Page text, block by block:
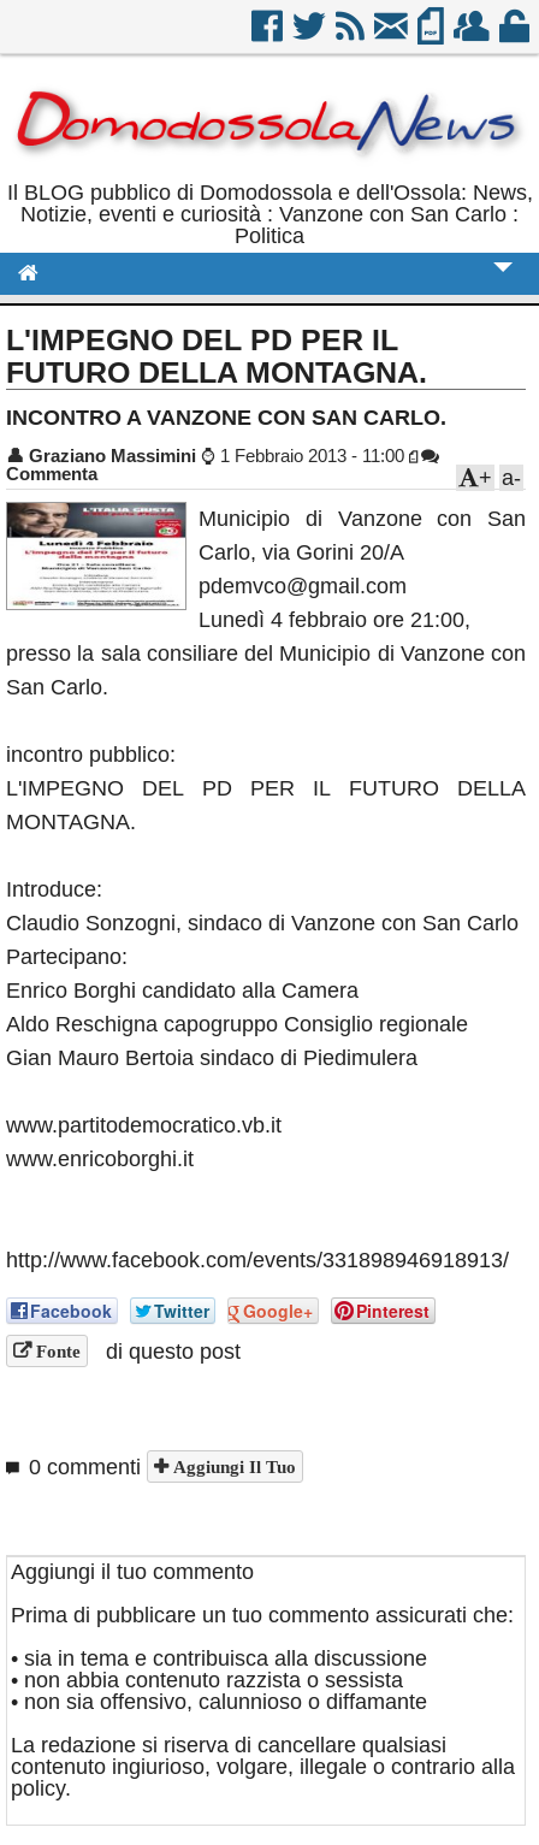
Il BLOG pubblico di Domodossola e dell'Ossola: News,
Notizie, eventi e curiosità : Vanzone con San Carlo :
Politica
Politica
Sport
Eventi
Rubriche
Calendario
Annunci
L'IMPEGNO DEL PD PER IL
FUTURO DELLA MONTAGNA.
INCONTRO A VANZONE CON SAN CARLO.
👤 Graziano Massimini ⌚ 1 Febbraio 2013 - 11:00
Commenta
a-
+
Municipio di Vanzone con San
Carlo, via Gorini 20/A
pdemvco@gmail.com
Lunedì 4 febbraio ore 21:00,
presso la sala consiliare del Municipio di Vanzone con
San Carlo.
incontro pubblico:
L'IMPEGNO DEL PD PER IL FUTURO DELLA
MONTAGNA.
Introduce:
Claudio Sonzogni, sindaco di Vanzone con San Carlo
Partecipano:
Enrico Borghi candidato alla Camera
Aldo Reschigna capogruppo Consiglio regionale
Gian Mauro Bertoia sindaco di Piedimulera
www.partitodemocratico.vb.it
www.enricoborghi.it
http://www.facebook.com/events/331898946918913/
Facebook Twitter Google+ Pinterest
Fonte di questo post
0 commenti Aggiungi Il Tuo
Aggiungi il tuo commento
Prima di pubblicare un tuo commento assicurati che:
• sia in tema e contribuisca alla discussione
• non abbia contenuto razzista o sessista
• non sia offensivo, calunnioso o diffamante
La redazione si riserva di cancellare qualsiasi
contenuto ingiurioso, volgare, illegale o contrario alla
policy.